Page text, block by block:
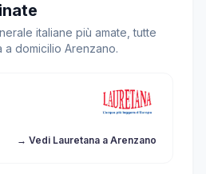
italiane più amate, tutte
domicilio Arenzano.
→ Vedi Lauretana a Arenzano